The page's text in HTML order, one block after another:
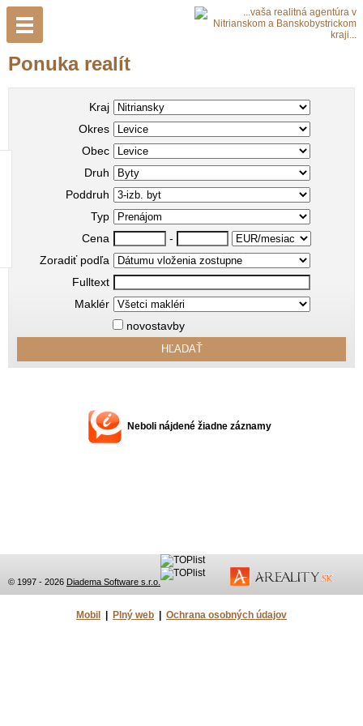
Ponuka realít
Kraj
Okres
Obec
Druh
Poddruh
Typ
Cena
-
Zoradiť podľa
Fulltext
Maklér
novostavby
Neboli nájdené žiadne záznamy
© 1997 - 2026 Diadema Software s.r.o.
Mobil Plný web Ochrana osobných údajov